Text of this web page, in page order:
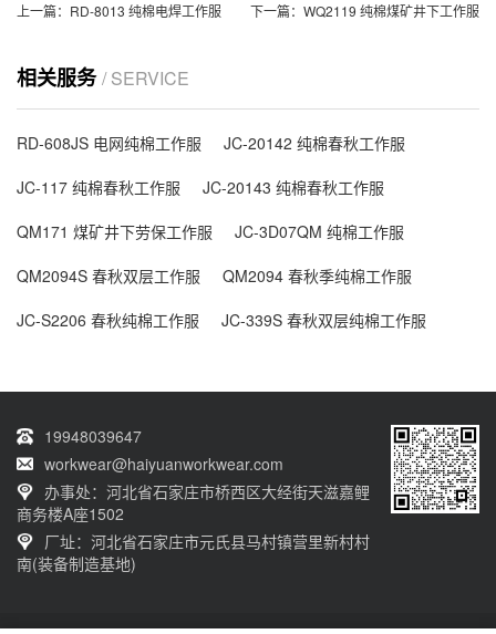
上一篇： RD-8013 纯棉电焊工作服 下一篇： WQ2119 纯棉煤矿井下工作服
相关服务/ SERVICE
RD-608JS 电网纯棉工作服
JC-20142 纯棉春秋工作服
JC-117 纯棉春秋工作服
JC-20143 纯棉春秋工作服
QM171 煤矿井下劳保工作服
JC-3D07QM 纯棉工作服
QM2094S 春秋双层工作服
QM2094 春秋季纯棉工作服
JC-S2206 春秋纯棉工作服
JC-339S 春秋双层纯棉工作服
19948039647
workwear@haiyuanworkwear.com
办事处：河北省石家庄市桥西区大经街天滋嘉鲤
商务楼A座1502
厂址：河北省石家庄市元氏县马村镇营里新村村
南(装备制造基地)